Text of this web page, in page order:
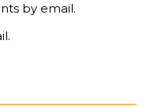
by email.